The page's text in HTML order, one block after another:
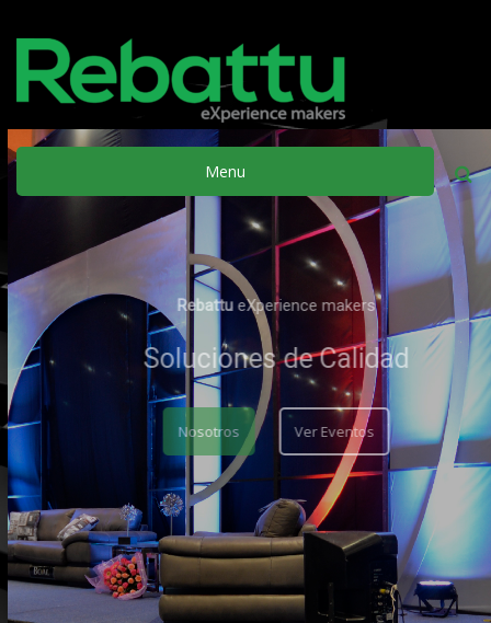
Menu
RebattueXperience makers
Soluciones de Calidad
Nosotros Ver Eventos